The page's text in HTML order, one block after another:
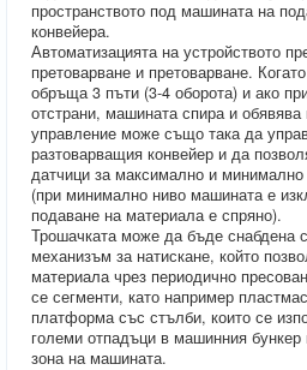
пространството под машината на
конвейера.
Автоматизацията на устройството
претоварване и претоварване.
обръща 3 пъти (3-4 оборота) и ако
отстрани, машината спира и
управление може също така да
разтоварващия конвейер и да
датчици за максимално и
(при минимално ниво машината е
подаване на материала е спряно).
Трошачката може да бъде снабдена
механизъм за натискане, който
материала чрез периодично
се сегменти, като например
платформа със стълби, които се
големи отпадъци в машинния бункер
зона на машината.